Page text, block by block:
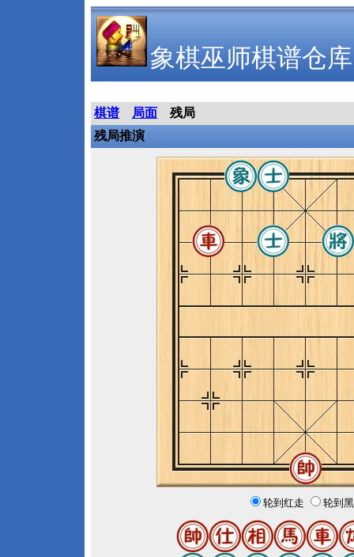
象棋巫师棋谱仓库
棋谱 局面
残局
残局推演
轮到红走 轮到